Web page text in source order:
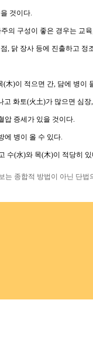
것이다.
의 구성이 좋은 경우는 교
닭 장사 등에 진출하고 정
)이 적으면 간, 담에 병이
화토(火土)가 많으면 심장
증세가 있을 것이다.
병이 올 수 있다.
(水)와 목(木)이 적당히 있
종합적 방법이 아닌 단법